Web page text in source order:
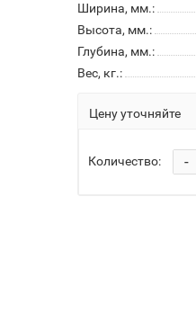
Ширина, мм.:
Высота, мм.:
Глубина, мм.:
Вес, кг.:
Цену уточняйте
Количество: -